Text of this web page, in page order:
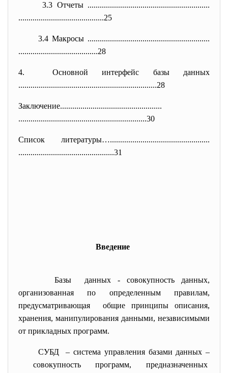
3.3 Отчеты ............................................................
..........................................25
3.4 Макросы ............................................................
.......................................28
4. Основной интерфейс базы данных
....................................................................28
Заключение..................................................
...............................................................30
Список литературы….................................................
...............................................31
Введение
Базы данных - совокупность данных,
организованная по определенным правилам,
предусматривающая общие принципы описания,
хранения, манипулирования данными, независимыми
от прикладных программ.
СУБД – система управления базами данных –
совокупность программ, предназначенных